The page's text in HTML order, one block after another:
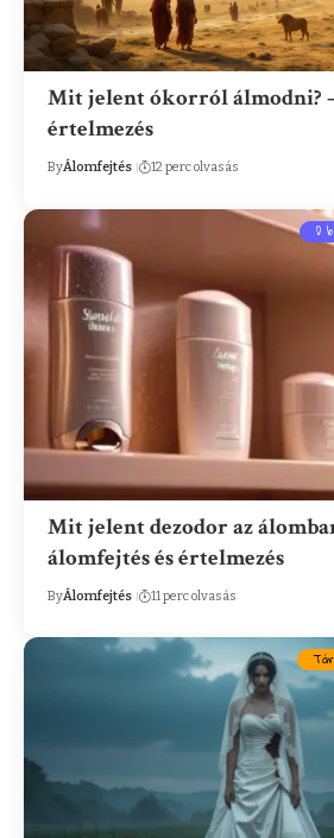
Mit jelent ókorról álmodni?
értelmezés
ByÁlomfejtés 12 perc olvasás
D
Mit jelent dezodor az
álomfejtés és értelmezés
ByÁlomfejtés 11 perc olvasás